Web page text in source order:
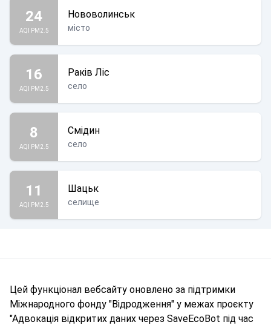
24
AQI PM2.5
Нововолинськ
місто
16
AQI PM2.5
Раків Ліс
село
8
AQI PM2.5
Смідин
село
11
AQI PM2.5
Шацьк
селище
Цей функціонал вебсайту оновлено за підтримки
Міжнародного фонду "Відродження" у межах проєкту
"Адвокація відкритих даних через SaveEcoBot під час